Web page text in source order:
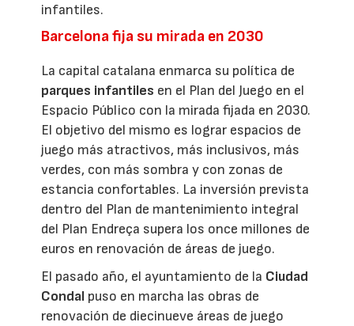
infantiles.
Barcelona fija su mirada en 2030
La capital catalana enmarca su política de
parques infantiles en el Plan del Juego en el
Espacio Público con la mirada fijada en 2030.
El objetivo del mismo es lograr espacios de
juego más atractivos, más inclusivos, más
verdes, con más sombra y con zonas de
estancia confortables. La inversión prevista
dentro del Plan de mantenimiento integral
del Plan Endreça supera los once millones de
euros en renovación de áreas de juego.
El pasado año, el ayuntamiento de la Ciudad
Condal puso en marcha las obras de
renovación de diecinueve áreas de juego